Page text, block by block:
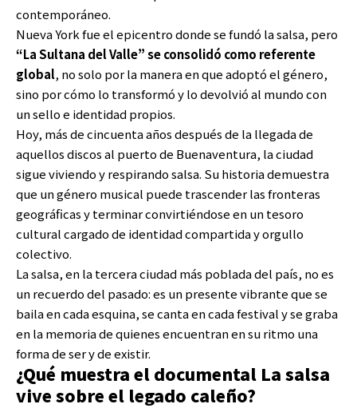
contemporáneo.
Nueva York fue el epicentro donde se fundó la salsa, pero
“La Sultana del Valle” se consolidó como referente
global, no solo por la manera en que adoptó el género,
sino por cómo lo transformó y lo devolvió al mundo con
un sello e identidad propios.
Hoy, más de cincuenta años después de la llegada de
aquellos discos al puerto de Buenaventura, la ciudad
sigue viviendo y respirando salsa. Su historia demuestra
que un género musical puede trascender las fronteras
geográficas y terminar convirtiéndose en un tesoro
cultural cargado de identidad compartida y orgullo
colectivo.
La salsa, en la tercera ciudad más poblada del país, no es
un recuerdo del pasado: es un presente vibrante que se
baila en cada esquina, se canta en cada festival y se graba
en la memoria de quienes encuentran en su ritmo una
forma de ser y de existir.
¿Qué muestra el documental La salsa
vive sobre el legado caleño?